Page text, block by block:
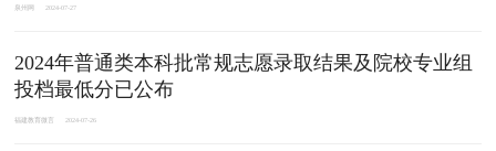
泉州网 2024-07-27
2024年普通类本科批常规志愿录取结果及院校专业组
投档最低分已公布
福建教育微言 2024-07-26